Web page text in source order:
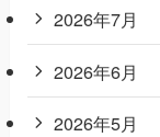
2026年7月
2026年6月
2026年5月